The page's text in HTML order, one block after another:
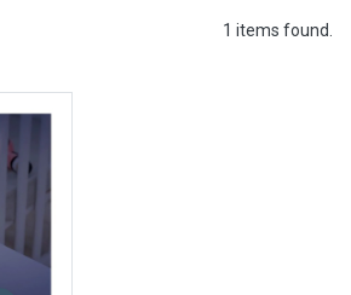
1 items found.